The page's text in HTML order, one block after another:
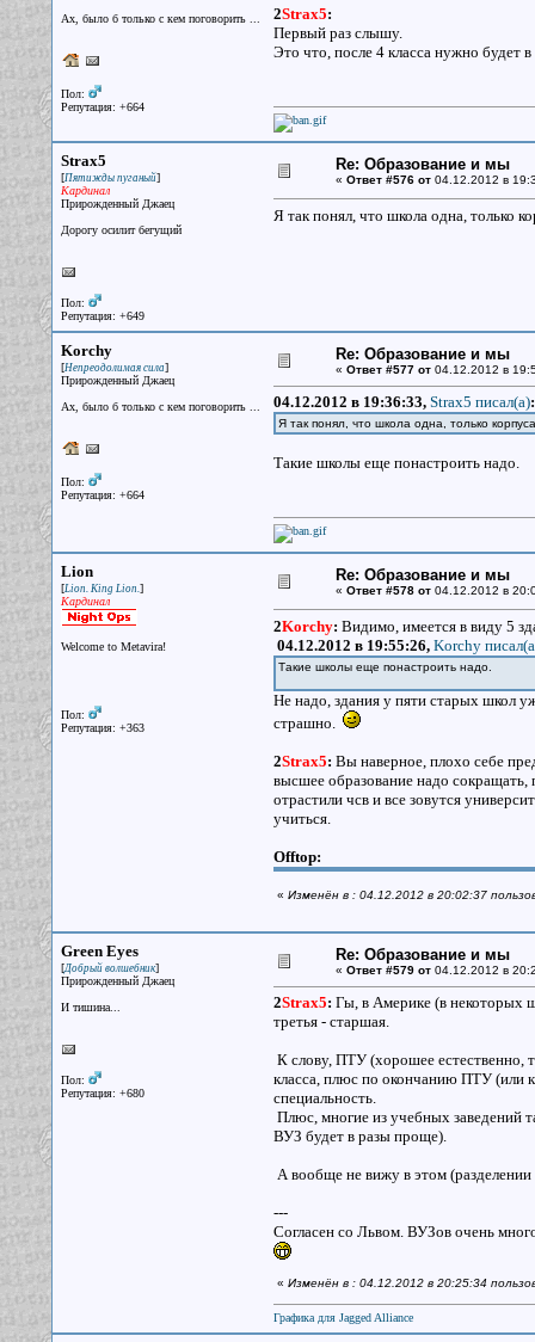
Ах, было б только с кем поговорить ...
Пол:
Репутация: +664
2Strax5:
Первый раз слышу.
Это что, после 4 класса нужно будет
Strax5
[Пятижды пуганый]
Кардинал
Прирожденный Джаец
Дорогу осилит бегущий
Пол:
Репутация: +649
Re: Образование и мы
« Ответ #576 от04.12.2012 в
Я так понял, что школа одна, только
Korchy
[Непреодолимая сила]
Прирожденный Джаец
Ах, было б только с кем поговорить ...
Пол:
Репутация: +664
Re: Образование и мы
« Ответ #577 от04.12.2012 в
04.12.2012 в 19:36:33, Strax5 писал(a):
Я так понял, что школа одна, только
Такие школы еще понастроить надо.
Lion
[Lion. King Lion.]
Кардинал
Welcome to Metavira!
Пол:
Репутация: +363
Re: Образование и мы
« Ответ #578 от04.12.2012 в
2Korchy: Видимо, имеется в виду 5
04.12.2012 в 19:55:26, Korchy
Такие школы еще понастроить надо.
Не надо, здания у пяти старых школ
страшно.
2Strax5: Вы наверное, плохо себе
высшее образование надо сокращать,
отрастили чсв и все зовутся
учиться.
Offtop:
« Изменён в : 04.12.2012 в 20:02:37
Green Eyes
[Добрый волшебник]
Прирожденный Джаец
И тишина...
Пол:
Репутация: +680
Re: Образование и мы
« Ответ #579 от04.12.2012 в
2Strax5: Гы, в Америке (в некоторых
третья - старшая.
К слову, ПТУ (хорошее естественно,
класса, плюс по окончанию ПТУ (или
специальность.
Плюс, многие из учебных заведений
ВУЗ будет в разы проще).
А вообще не вижу в этом
---
Согласен со Львом. ВУЗов очень
« Изменён в : 04.12.2012 в 20:25:34
Графика для Jagged Alliance